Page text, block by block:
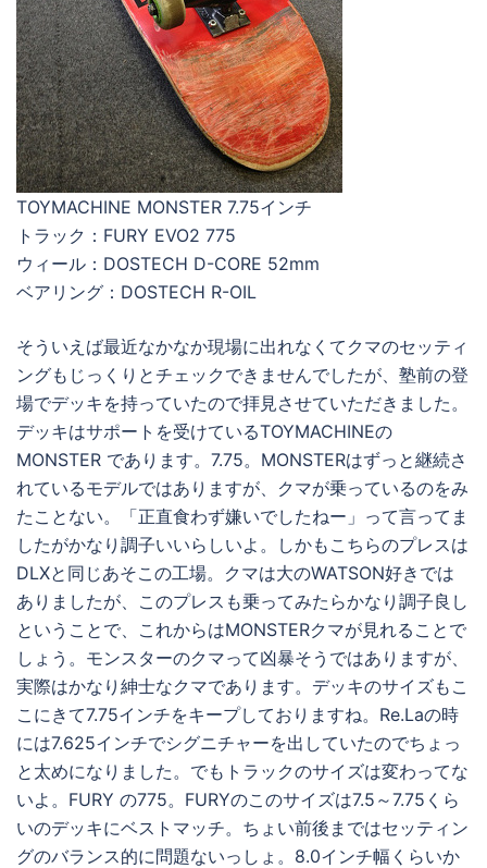
TOYMACHINE MONSTER 7.75インチ
トラック：FURY EVO2 775
ウィール：DOSTECH D-CORE 52mm
ベアリング：DOSTECH R-OIL
そういえば最近なかなか現場に出れなくてクマのセッティ
ングもじっくりとチェックできませんでしたが、塾前の登
場でデッキを持っていたので拝見させていただきました。
デッキはサポートを受けているTOYMACHINEの
MONSTER であります。7.75。MONSTERはずっと継続さ
れているモデルではありますが、クマが乗っているのをみ
たことない。「正直食わず嫌いでしたねー」って言ってま
したがかなり調子いいらしいよ。しかもこちらのプレスは
DLXと同じあそこの工場。クマは大のWATSON好きでは
ありましたが、このプレスも乗ってみたらかなり調子良し
ということで、これからはMONSTERクマが見れることで
しょう。モンスターのクマって凶暴そうではありますが、
実際はかなり紳士なクマであります。デッキのサイズもこ
こにきて7.75インチをキープしておりますね。Re.Laの時
には7.625インチでシグニチャーを出していたのでちょっ
と太めになりました。でもトラックのサイズは変わってな
いよ。FURY の775。FURYのこのサイズは7.5～7.75くら
いのデッキにベストマッチ。ちょい前後まではセッティン
グのバランス的に問題ないっしょ。8.0インチ幅くらいか